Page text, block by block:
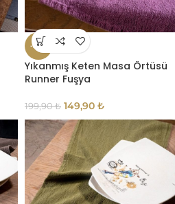
-25%
Yıkanmış Keten Masa Örtüsü
Runner Fuşya
199,90₺ 149,90 ₺